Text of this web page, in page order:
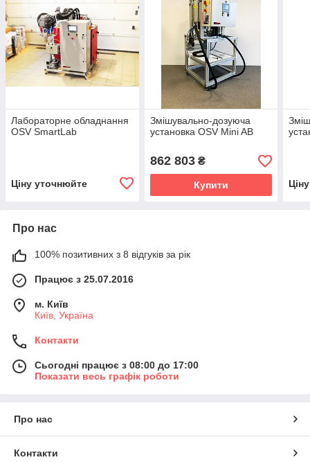
Лабораторне обладнання
OSV SmartLab
Ціну уточнюйте
Змішувально-дозуюча
установка OSV Mini AB
862 803₴
Купити
Про нас
100% позитивних з 8 відгуків за рік
Працює з 25.07.2016
м. Київ
Київ, Україна
Контакти
Сьогодні працює з 08:00 до 17:00
Показати весь графік роботи
Про нас
Контакти